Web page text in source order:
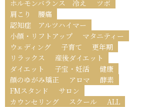
ホルモンバランス 冷え
ツボ
肩こり 腰痛
認知症 アルツハイマー
小顔・リフトアップ
マタニティー
ウェディング
子育て
更年期
リラックス
産後ダイエット
ダイエット
子宝・妊活
健康
顔のゆがみ矯正
アロマ
酵素
FMスタンド
サロン
カウンセリング
スクール ALL